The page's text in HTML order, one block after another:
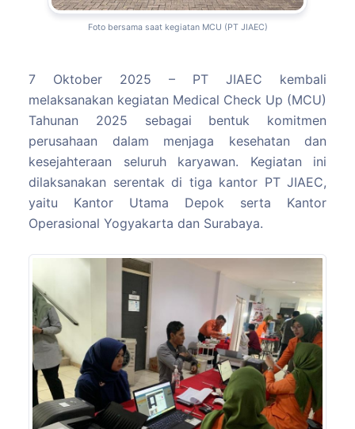
Foto bersama saat kegiatan MCU (PT JIAEC)
7 Oktober 2025 – PT JIAEC kembali
melaksanakan kegiatan Medical Check Up (MCU)
Tahunan 2025 sebagai bentuk komitmen
perusahaan dalam menjaga kesehatan dan
kesejahteraan seluruh karyawan. Kegiatan ini
dilaksanakan serentak di tiga kantor PT JIAEC,
yaitu Kantor Utama Depok serta Kantor
Operasional Yogyakarta dan Surabaya.